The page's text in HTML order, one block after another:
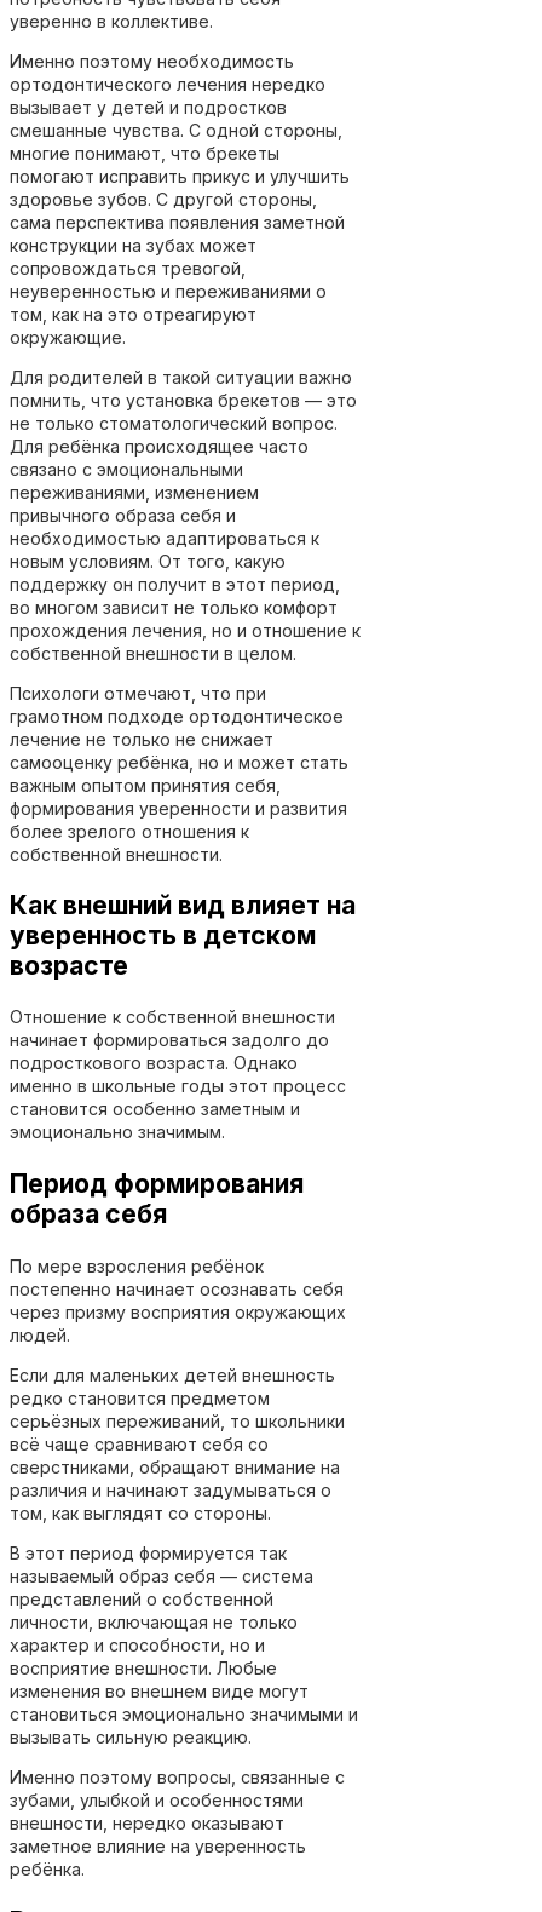
уверенно в коллективе.
Именно поэтому необходимость
ортодонтического лечения нередко
вызывает у детей и подростков
смешанные чувства. С одной стороны,
многие понимают, что брекеты
помогают исправить прикус и улучшить
здоровье зубов. С другой стороны,
сама перспектива появления заметной
конструкции на зубах может
сопровождаться тревогой,
неуверенностью и переживаниями о
том, как на это отреагируют
окружающие.
Для родителей в такой ситуации важно
помнить, что установка брекетов — это
не только стоматологический вопрос.
Для ребёнка происходящее часто
связано с эмоциональными
переживаниями, изменением
привычного образа себя и
необходимостью адаптироваться к
новым условиям. От того, какую
поддержку он получит в этот период,
во многом зависит не только комфорт
прохождения лечения, но и отношение к
собственной внешности в целом.
Психологи отмечают, что при
грамотном подходе ортодонтическое
лечение не только не снижает
самооценку ребёнка, но и может стать
важным опытом принятия себя,
формирования уверенности и развития
более зрелого отношения к
собственной внешности.
Как внешний вид влияет на
уверенность в детском
возрасте
Отношение к собственной внешности
начинает формироваться задолго до
подросткового возраста. Однако
именно в школьные годы этот процесс
становится особенно заметным и
эмоционально значимым.
Период формирования
образа себя
По мере взросления ребёнок
постепенно начинает осознавать себя
через призму восприятия окружающих
людей.
Если для маленьких детей внешность
редко становится предметом
серьёзных переживаний, то школьники
всё чаще сравнивают себя со
сверстниками, обращают внимание на
различия и начинают задумываться о
том, как выглядят со стороны.
В этот период формируется так
называемый образ себя — система
представлений о собственной
личности, включающая не только
характер и способности, но и
восприятие внешности. Любые
изменения во внешнем виде могут
становиться эмоционально значимыми и
вызывать сильную реакцию.
Именно поэтому вопросы, связанные с
зубами, улыбкой и особенностями
внешности, нередко оказывают
заметное влияние на уверенность
ребёнка.